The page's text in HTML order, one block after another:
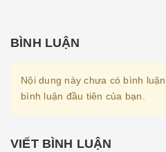
BÌNH LUẬN
Nội dung này chưa có bình
bình luận đầu tiên của bạn.
VIẾT BÌNH LUẬN